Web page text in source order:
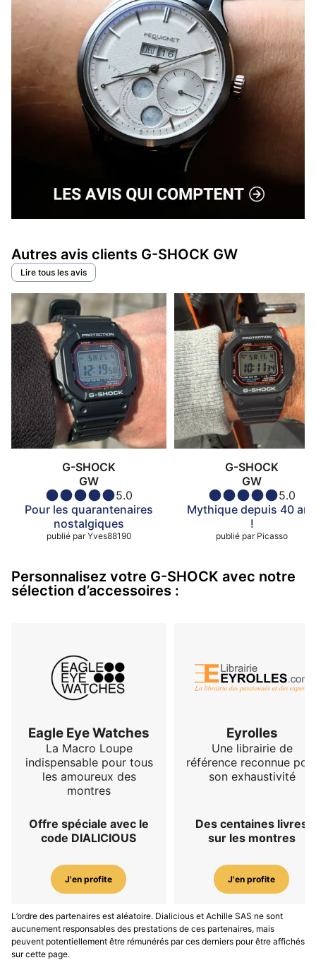
Autres avis clients G-SHOCK GW
Lire tous les avis
G-SHOCK
GW
5.0
Pour les quarantenaires
nostalgiques
publié par Yves88190
G-SHOCK
GW
5.0
Mythique depuis 40 ans
!
publié par Picasso
Personnalisez votre G-SHOCK avec notre
sélection d’accessoires :
Eagle Eye Watches
La Macro Loupe
indispensable pour tous
les amoureux des
montres
Offre spéciale avec le
code DIALICIOUS
J'en profite
Eyrolles
Une librairie de
référence reconnue
son exhaustivité
Des centaines livres
sur les montres
J'en profite
L’ordre des partenaires est aléatoire. Dialicious et Achille SAS ne sont
aucunement responsables des prestations de ces partenaires, mais
peuvent potentiellement être rémunérés par ces derniers pour être affichés
sur cette page.